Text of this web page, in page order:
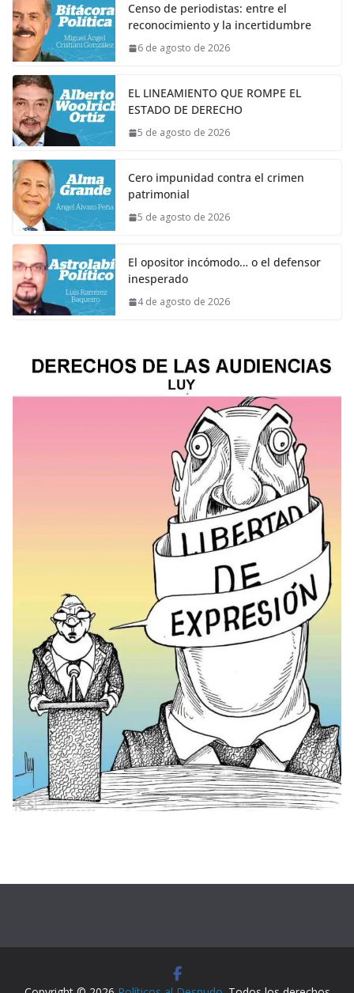
Censo de periodistas: entre el
reconocimiento y la incertidumbre
6 de agosto de 2026
EL LINEAMIENTO QUE ROMPE EL
ESTADO DE DERECHO
5 de agosto de 2026
Cero impunidad contra el crimen
patrimonial
5 de agosto de 2026
El opositor incómodo… o el defensor
inesperado
4 de agosto de 2026